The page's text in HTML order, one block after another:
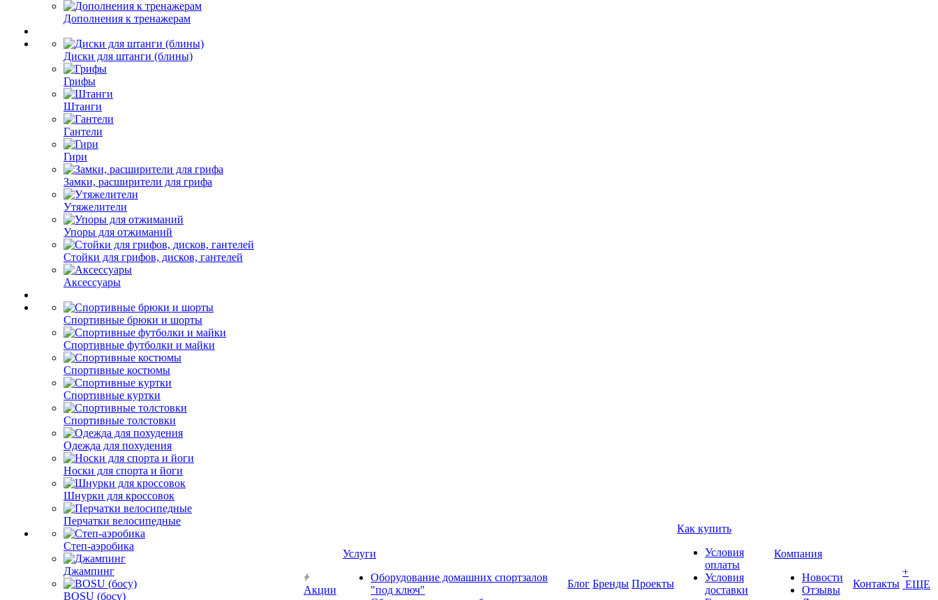
Дополнения к тренажерам
Диски для штанги (блины)
Грифы
Штанги
Гантели
Гири
Замки, расширители для грифа
Утяжелители
Упоры для отжиманий
Стойки для грифов, дисков, гантелей
Аксессуары
Спортивные брюки и шорты
Спортивные футболки и майки
Спортивные костюмы
Спортивные куртки
Спортивные толстовки
Одежда для похудения
Носки для спорта и йоги
Шнурки для кроссовок
Перчатки велосипедные
Степ-аэробика
Джампинг
BOSU (босу)
Акции
Услуги
Оборудование домашних спортзалов
"под ключ"
Блог Бренды Проекты
Как купить
Условия
оплаты
Условия
доставки
Компания
Новости
Отзывы
Контакты
+
ЕЩЕ